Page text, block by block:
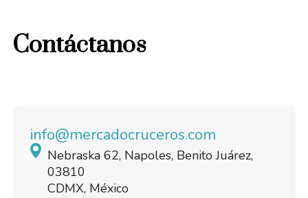
Contáctanos
info@mercadocruceros.com
Nebraska 62, Napoles, Benito Juárez,
03810
CDMX, México